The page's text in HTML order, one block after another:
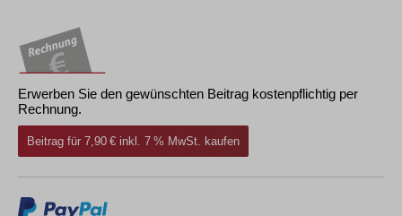
Erwerben Sie den gewünschten Beitrag kostenpflichtig per
Rechnung.
Beitrag für 7,90 € inkl. 7 % MwSt. kaufen